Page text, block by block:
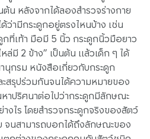
น หลังจากได้ลองสำรวจร่างกาย
ว่ามีกระดูกอยู่ตรงไหนบ้าง เช่น
ที่เท้า มือมี 5 นิ้ว กระดูกนิ้วมือยาว
ล่มี 2 ข้าง” เป็นต้น แล้วเด็ก ๆ ได้
กรม หนังสือเกี่ยวกับกระดูก
สรุปร่วมกันจนได้ความหมายของ
าปริศนาต่อไปว่ากระดูกมีลักษณะ
งไร โดยสำรวจกระดูกจริงของสัตว์
จนสามารถบอกได้ถึงลักษณะของ